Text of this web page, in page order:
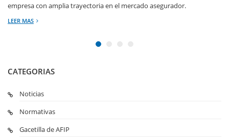
empresa con amplia trayectoria en el mercado asegurador.
LEER MAS
CATEGORIAS
Noticias
Normativas
Gacetilla de AFIP